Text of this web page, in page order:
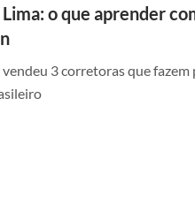
o que aprender
3 corretoras que fazem